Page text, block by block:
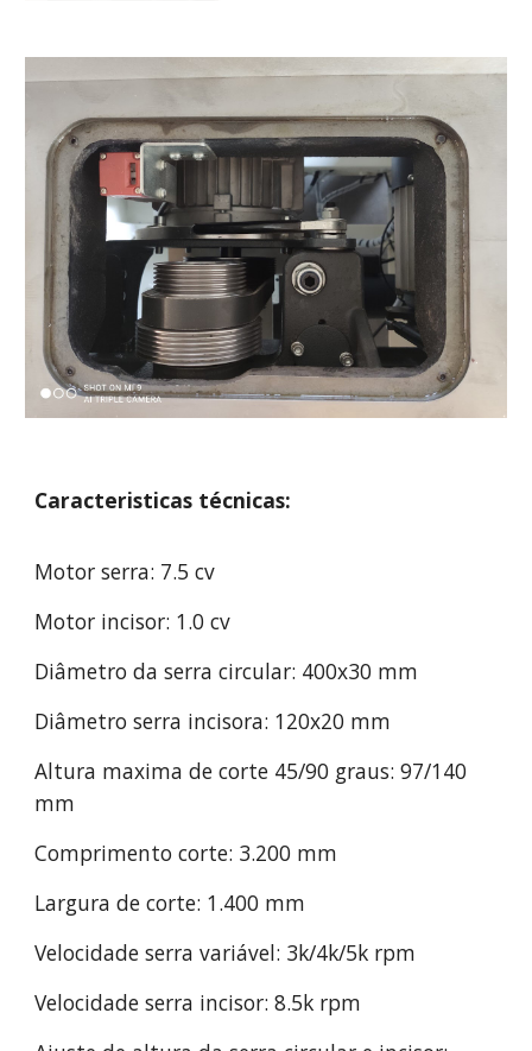
Caracteristicas técnicas:
Motor serra: 7.5 cv
Motor incisor: 1.0cv
Diâmetro da serra circular: 400x30 mm
Diâmetro serra incisora: 120x20 mm
Altura maxima de corte 45/90 graus: 97/140
mm
Comprimento corte: 3.200 mm
Largura de corte: 1.400 mm
Velocidade serra variável: 3k/4k/5k rpm
Velocidade serra incisor:8.5k rpm